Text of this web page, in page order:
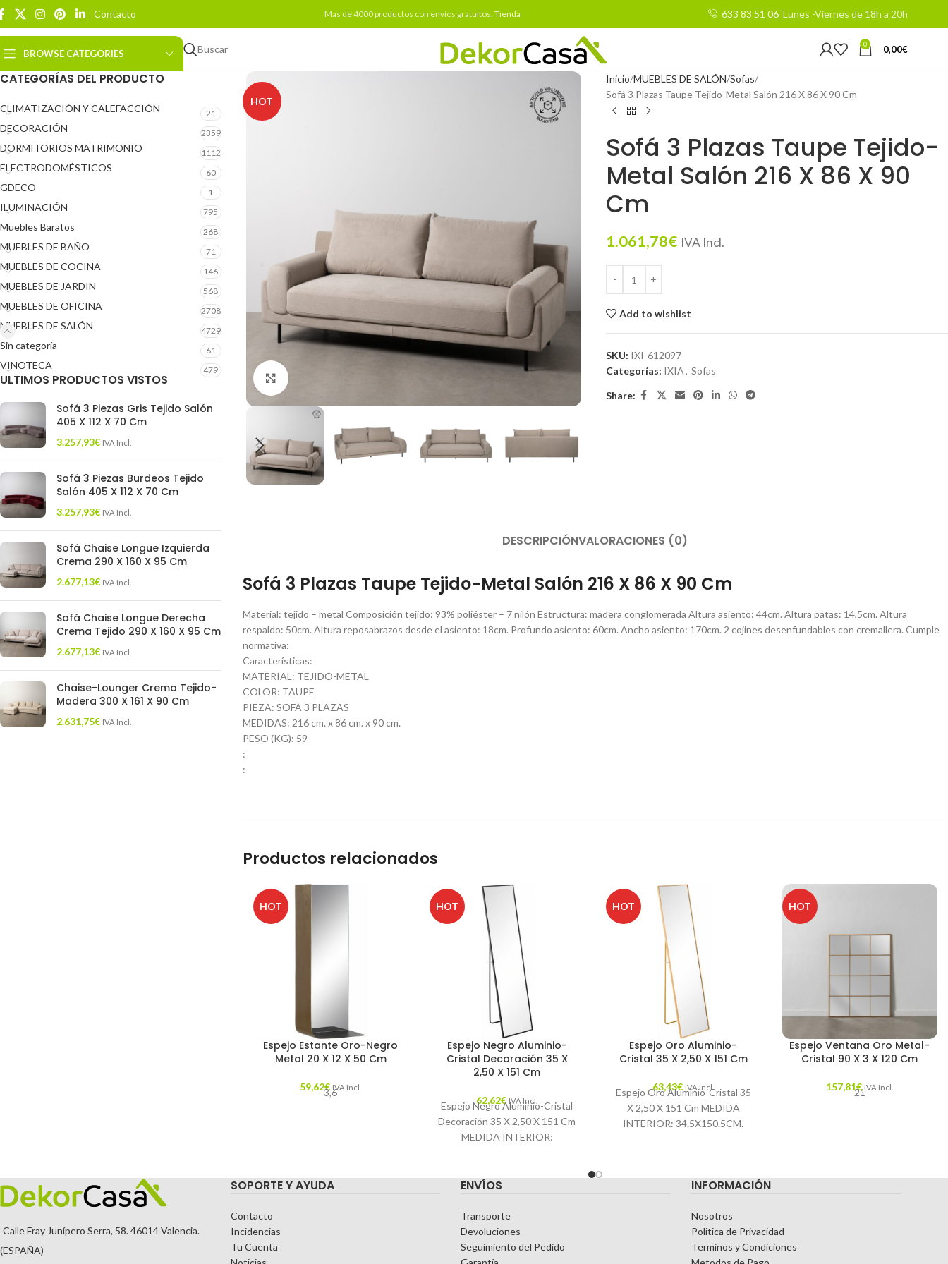
Contacto Mas de 4000 productos con envíos gratuitos. Tienda 633 83 51 06 Lunes -Viernes de 18h a 20h
BROWSE CATEGORIES Buscar 0 0,00€
CATEGORÍAS DEL PRODUCTO
CLIMATIZACIÓN Y CALEFACCIÓN 21
DECORACIÓN 2359
DORMITORIOS MATRIMONIO 1112
ELECTRODOMÉSTICOS 60
GDECO 1
ILUMINACIÓN 795
Muebles Baratos 268
MUEBLES DE BAÑO 71
MUEBLES DE COCINA 146
MUEBLES DE JARDIN 568
MUEBLES DE OFICINA 2708
MUEBLES DE SALÓN 4729
Sin categoría 61
VINOTECA 479
ULTIMOS PRODUCTOS VISTOS
Sofá 3 Piezas Gris Tejido Salón
405 X 112 X 70 Cm
3.257,93€ IVA Incl.
Sofá 3 Piezas Burdeos Tejido
Salón 405 X 112 X 70 Cm
3.257,93€ IVA Incl.
Sofá Chaise Longue Izquierda
Crema 290 X 160 X 95 Cm
2.677,13€ IVA Incl.
Sofá Chaise Longue Derecha
Crema Tejido 290 X 160 X 95 Cm
2.677,13€ IVA Incl.
Chaise-Lounger Crema Tejido-
Madera 300 X 161 X 90 Cm
2.631,75€ IVA Incl.
HOT
Click to enlarge
Inicio MUEBLES DE SALÓN Sofas
Sofá 3 Plazas Taupe Tejido-Metal Salón 216 X 86 X 90 Cm
Sofá 3 Plazas Taupe Tejido-
Metal Salón 216 X 86 X 90
Cm
1.061,78€ IVA Incl.
Add to wishlist
SKU: IXI-612097
Categorías: IXIA, Sofas
Share:
DESCRIPCIÓNVALORACIONES (0)
Sofá 3 Plazas Taupe Tejido-Metal Salón 216 X 86 X 90 Cm
Material: tejido – metal Composición tejido: 93% poliéster – 7 nilón Estructura: madera conglomerada Altura asiento: 44cm. Altura patas: 14,5cm. Altura
respaldo: 50cm. Altura reposabrazos desde el asiento: 18cm. Profundo asiento: 60cm. Ancho asiento: 170cm. 2 cojines desenfundables con cremallera. Cumple
normativa:
Características:
MATERIAL: TEJIDO-METAL
COLOR: TAUPE
PIEZA: SOFÁ 3 PLAZAS
MEDIDAS: 216 cm. x 86 cm. x 90 cm.
PESO (KG): 59
:
:
Productos relacionados
HOT
Espejo Estante Oro-Negro
Metal 20 X 12 X 50 Cm
59,62€ IVA Incl.
3,6
HOT
Espejo Negro Aluminio-
Cristal Decoración 35 X
2,50 X 151 Cm
62,62€ IVA Incl.
Espejo Negro Aluminio-Cristal
Decoración 35 X 2,50 X 151 Cm
MEDIDA INTERIOR:
CRISTAL TEMPORADA:
HOT
Espejo Oro Aluminio-
Cristal 35 X 2,50 X 151 Cm
63,43€ IVA Incl.
Espejo Oro Aluminio-Cristal 35
X 2,50 X 151 Cm MEDIDA
INTERIOR: 34.5X150.5CM.
COLOR: ORO PIEZA:
HOT
Espejo Ventana Oro Metal-
Cristal 90 X 3 X 120 Cm
157,81€ IVA Incl.
21
Calle Fray Junípero Serra, 58. 46014 Valencia.
(ESPAÑA)
SOPORTE Y AYUDA
Contacto
Incidencias
Tu Cuenta
ENVÍOS
Transporte
Devoluciones
Seguimiento del Pedido
INFORMACIÓN
Nosotros
Politica de Privacidad
Terminos y Condiciones